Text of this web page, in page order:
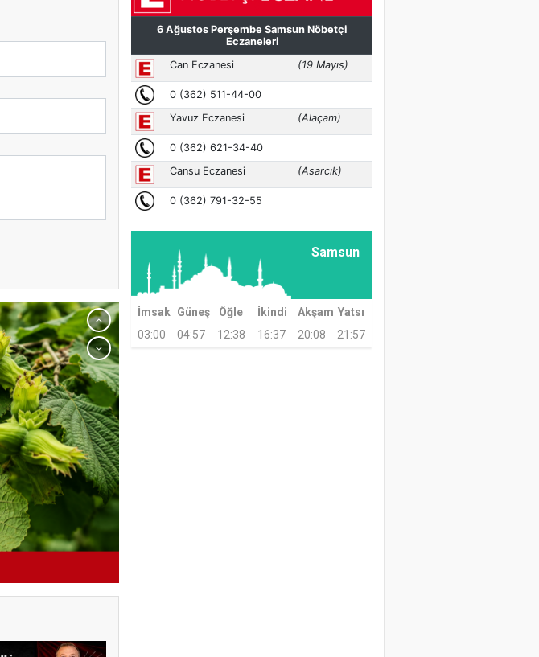
Samsun
İmsak Güneş Öğle İkindi Akşam Yatsı
03:00
04:57 12:38 16:37 20:08 21:57